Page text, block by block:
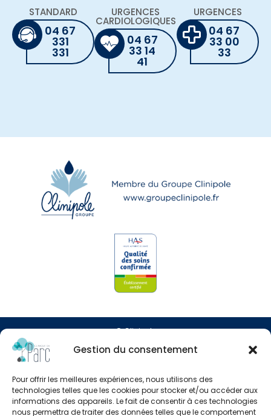
Gestion du consentement
Pour offrir les meilleures expériences, nous utilisons des
technologies telles que les cookies pour stocker et/ou accéder aux
informations des appareils. Le fait de consentir à ces technologies
nous permettra de traiter des données telles que le comportement
STANDARD
04 67
331
331
URGENCES
CARDIOLOGIQUES
04 67
33 14
41
URGENCES
04 67
33 00
33
© Clinipole
Annuaire praticiens